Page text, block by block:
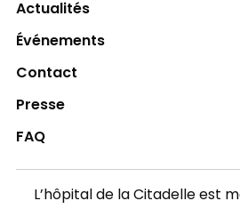
Actualités
Événements
Contact
Presse
FAQ
L’hôpital de la Citadelle est